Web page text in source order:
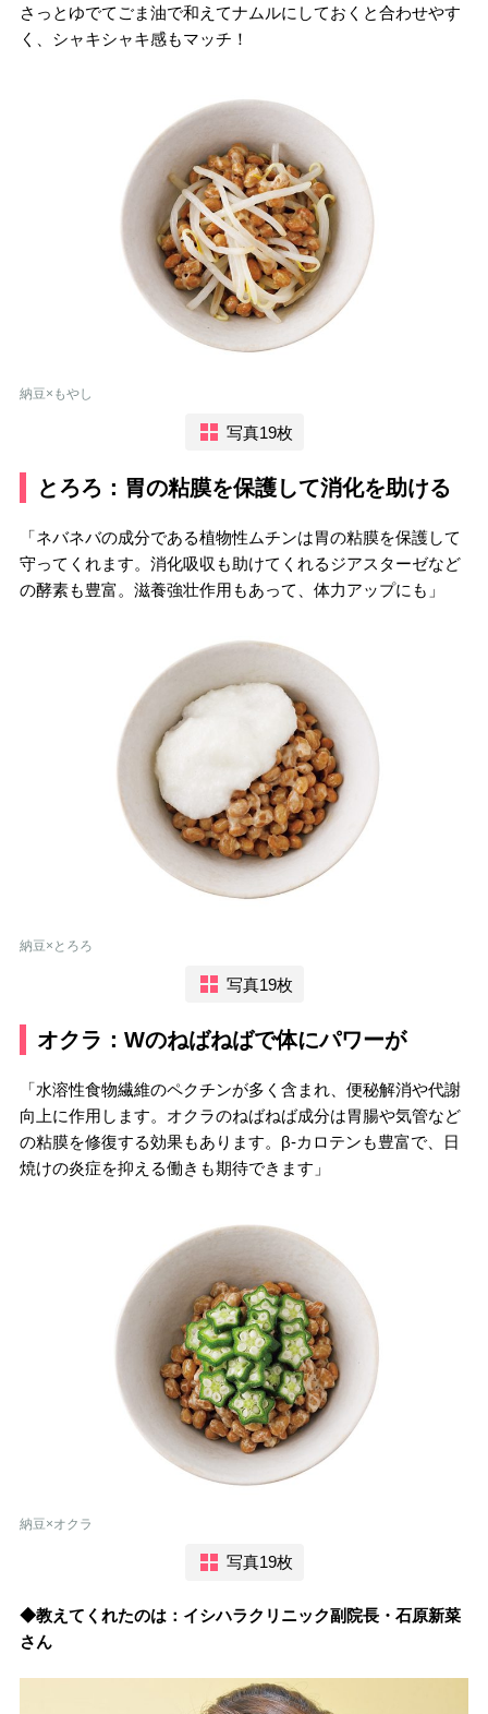
さっとゆでてごま油で和えてナムルにしておくと合わせやす
く、シャキシャキ感もマッチ！
納豆×もやし
写真19枚
とろろ：胃の粘膜を保護して消化を助ける
「ネバネバの成分である植物性ムチンは胃の粘膜を保護して
守ってくれます。消化吸収も助けてくれるジアスターゼなど
の酵素も豊富。滋養強壮作用もあって、体力アップにも」
納豆×とろろ
写真19枚
オクラ：Wのねばねばで体にパワーが
「水溶性食物繊維のペクチンが多く含まれ、便秘解消や代謝
向上に作用します。オクラのねばねば成分は胃腸や気管など
の粘膜を修復する効果もあります。β-カロテンも豊富で、日
焼けの炎症を抑える働きも期待できます」
納豆×オクラ
写真19枚
◆教えてくれたのは：イシハラクリニック副院長・石原新菜
さん